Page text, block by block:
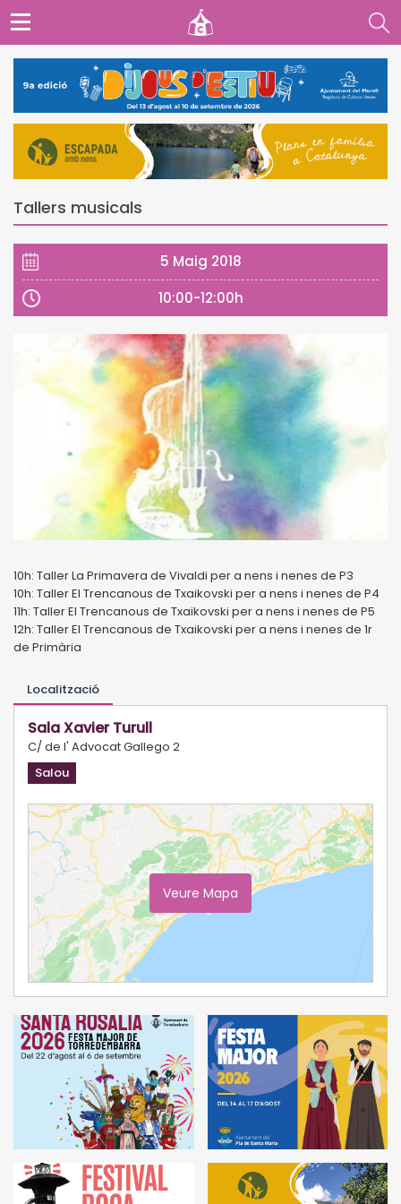
Tallers musicals
5 Maig 2018
10:00-12:00h
10h: Taller La Primavera de Vivaldi per a nens i nenes de P3
10h: Taller El Trencanous de Txaikovski per a nens i nenes de P4
11h: Taller El Trencanous de Txaikovski per a nens i nenes de P5
12h: Taller El Trencanous de Txaikovski per a nens i nenes de 1r
de Primària
Localització
Sala Xavier Turull
C/ de l' Advocat Gallego 2
Salou
Veure Mapa